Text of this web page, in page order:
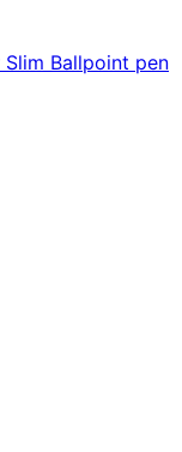
Slim Ballpoint pen